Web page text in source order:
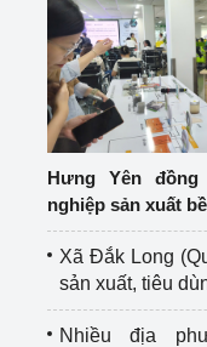
Hưng Yên
nghiệp sản xuất
Xã Đắk Long
sản xuất, tiêu
Nhiều địa